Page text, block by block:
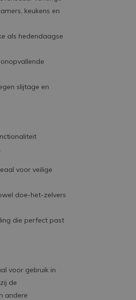
keukens en
als hedendaagse
slijtage en
voor veilige
doe-het-zelvers
die perfect past
voor gebruik in
de
andere